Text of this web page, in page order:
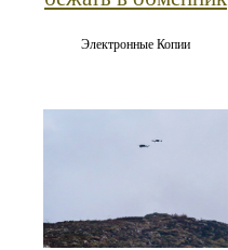
Электронные Копии